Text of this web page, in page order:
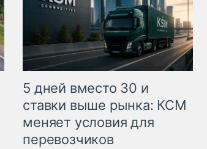
5 дней вместо 30 и
ставки выше рынка: КСМ
меняет условия для
перевозчиков